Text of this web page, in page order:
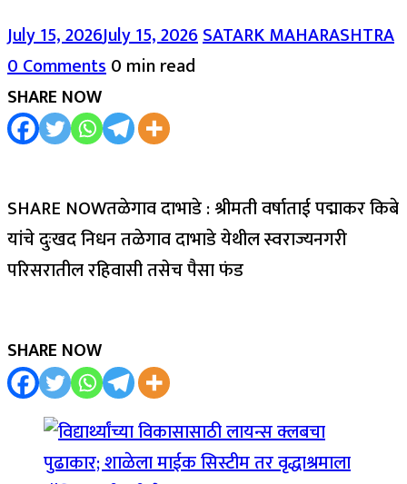
July 15, 2026July 15, 2026SATARK MAHARASHTRA
0 Comments0 min read
SHARE NOW
SHARE NOWतळेगाव दाभाडे : श्रीमती वर्षाताई पद्माकर किबे
यांचे दुःखद निधन तळेगाव दाभाडे येथील स्वराज्यनगरी
परिसरातील रहिवासी तसेच पैसा फंड
SHARE NOW